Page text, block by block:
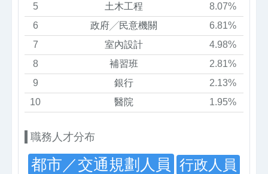
5
土木工程
8.07%
6
政府╱民意機關
6.81%
7
室內設計
4.98%
8
補習班
2.81%
9
銀行
2.13%
10
醫院 1.95%
職務人才分布
都市／交通規劃人員 行政人員